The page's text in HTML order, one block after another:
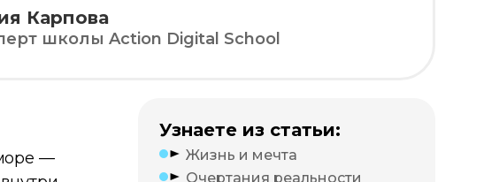
Карпова
школы Action Digital School
Узнаете из статьи:
Жизнь и мечта
Очертания реальности
—